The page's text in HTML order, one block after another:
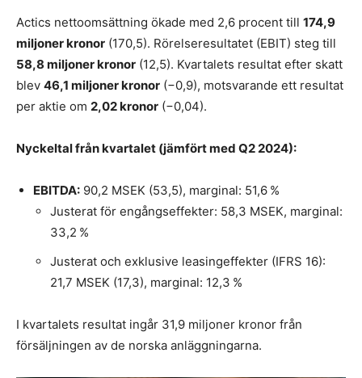
Actics nettoomsättning ökade med 2,6 procent till 174,9
miljoner kronor (170,5). Rörelseresultatet (EBIT) steg till
58,8 miljoner kronor (12,5). Kvartalets resultat efter skatt
blev 46,1 miljoner kronor (−0,9), motsvarande ett resultat
per aktie om 2,02 kronor (−0,04).
Nyckeltal från kvartalet (jämfört med Q2 2024):
EBITDA: 90,2 MSEK (53,5), marginal: 51,6 %
Justerat för engångseffekter: 58,3 MSEK, marginal:
33,2 %
Justerat och exklusive leasingeffekter (IFRS 16):
21,7 MSEK (17,3), marginal: 12,3 %
I kvartalets resultat ingår 31,9 miljoner kronor från
försäljningen av de norska anläggningarna.